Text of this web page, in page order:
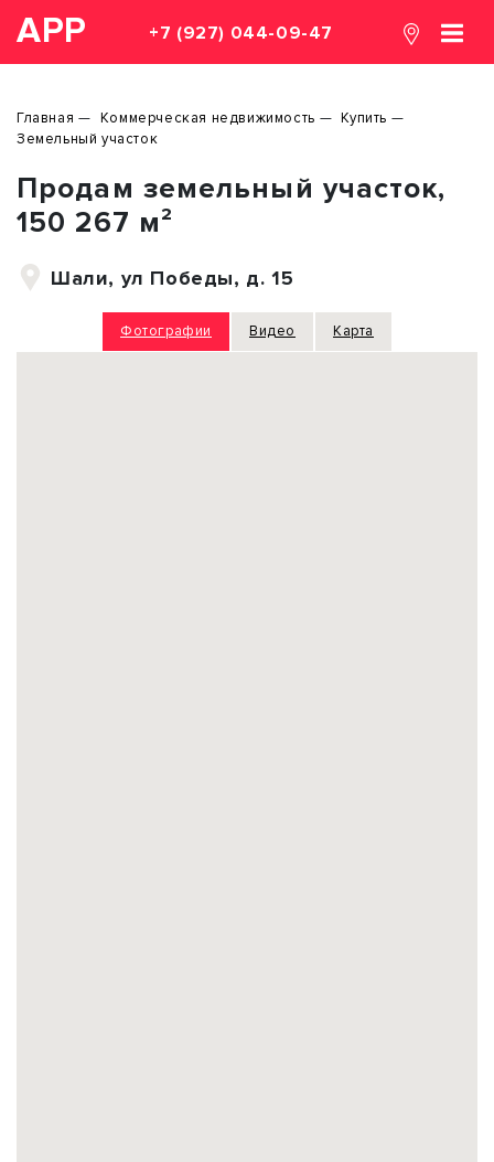
АРР +7 (927) 044-09-47
Главная Коммерческая недвижимость
Купить
Земельный участок
Продам земельный участок,
150 267 м²
Шали, ул Победы, д. 15
Фотографии Видео Карта